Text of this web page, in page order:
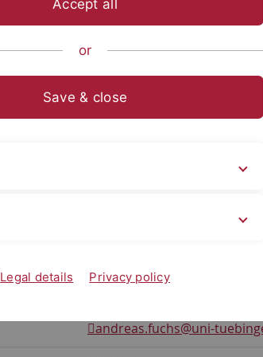
andreas.fuchs@uni-
Accept all
or
Save & close
Legal details Privacy policy